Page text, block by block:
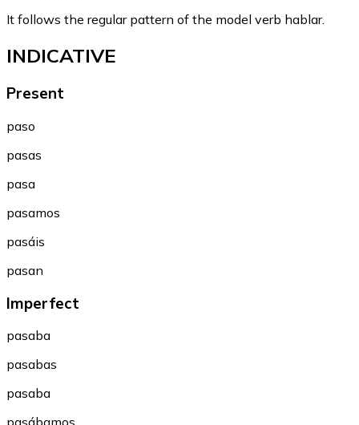
It follows the regular pattern of the model verb hablar.
INDICATIVE
Present
paso
pasas
pasa
pasamos
pasáis
pasan
Imperfect
pasaba
pasabas
pasaba